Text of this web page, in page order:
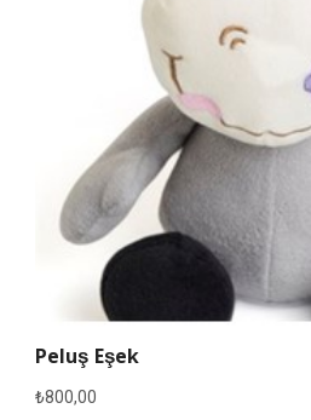
Peluş Eşek
₺800,00